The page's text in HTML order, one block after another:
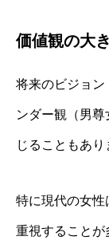
価値観の大
将来のビジョン
ンダー観（男
じることもあり
特に現代の女性
重視することが